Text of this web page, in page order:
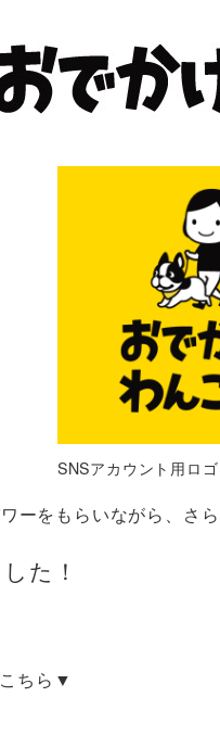
SNSアカウント用ロゴ
ーをもらいながら、さ
た！
ちら▼